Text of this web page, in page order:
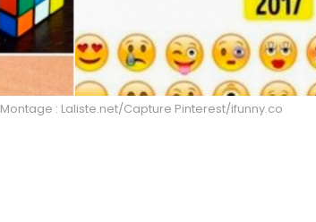
Montage : Laliste.net/Capture Pinterest/ifunny.co